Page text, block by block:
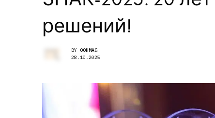
решений!
BY OOHMAG
28.10.2025